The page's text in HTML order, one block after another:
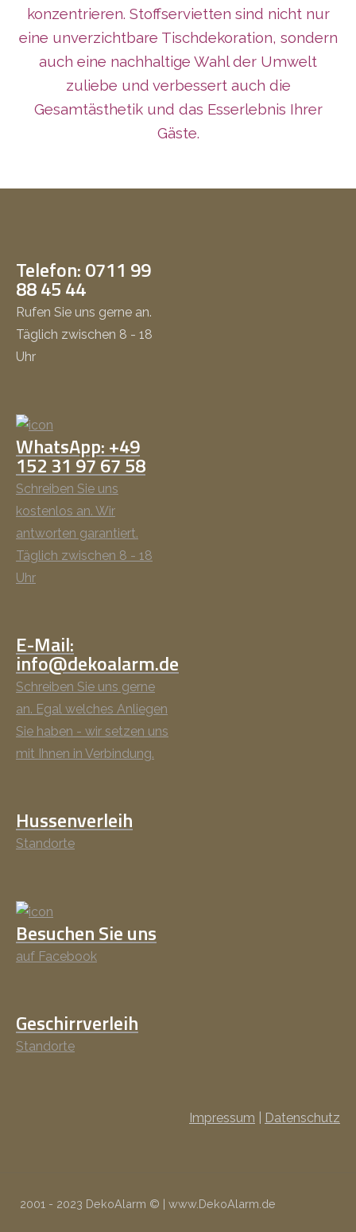
konzentrieren. Stoffservietten sind nicht nur
eine unverzichtbare Tischdekoration, sondern
auch eine nachhaltige Wahl der Umwelt
zuliebe und verbessert auch die
Gesamtästhetik und das Esserlebnis Ihrer
Gäste.
Telefon: 0711 99
88 45 44
Rufen Sie uns gerne an.
Täglich zwischen 8 - 18
Uhr
WhatsApp: +49
152 31 97 67 58
Schreiben Sie uns
kostenlos an. Wir
antworten garantiert.
Täglich zwischen 8 - 18
Uhr
E-Mail:
info@dekoalarm.de
Schreiben Sie uns gerne
an. Egal welches Anliegen
Sie haben - wir setzen uns
mit Ihnen in Verbindung.
Hussenverleih
Standorte
Besuchen Sie uns
auf Facebook
Geschirrverleih
Standorte
Impressum Datenschutz
2001 - 2023 DekoAlarm © | www.DekoAlarm.de